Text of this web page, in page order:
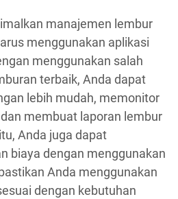
manajemen lembur
menggunakan aplikasi
menggunakan salah
terbaik, Anda dapat
lebih mudah, memonitor
membuat laporan lembur
Anda juga dapat
biaya dengan menggunakan
Anda menggunakan
dengan kebutuhan